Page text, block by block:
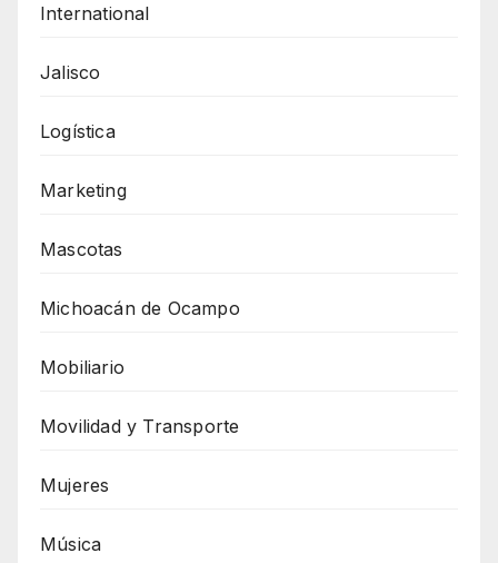
International
Jalisco
Logística
Marketing
Mascotas
Michoacán de Ocampo
Mobiliario
Movilidad y Transporte
Mujeres
Música